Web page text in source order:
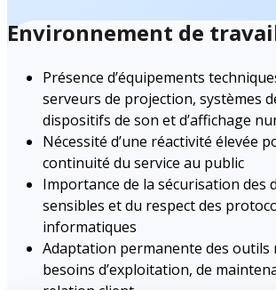
Environnement de
Présence d’équipements
serveurs de projection, systèmes
dispositifs de son et d’affichage
Nécessité d’une réactivité élevée
continuité du service au public
Importance de la sécurisation des
sensibles et du respect des
informatiques
Adaptation permanente des outils
besoins d’exploitation, de